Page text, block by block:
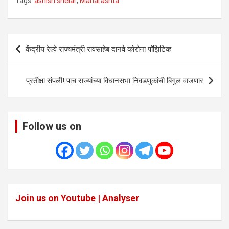
Post
navigation
केंद्रीय रेल्वे राज्यमंत्री रावसाहेब दानवे कोरोना पाॅझिटिव्ह
प्रतीक्षा संपली! पाच राज्यांच्या विधानसभा निवडणुकांची बिगुल वाजणार
Follow us on
Join us on Youtube | Analyser